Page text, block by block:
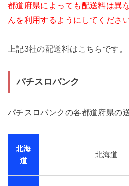
都道府県によっても配送料は異
んを利用するようにしてください
上記3社の配送料はこちらです。
パチスロバンク
パチスロバンクの各都道府県の
北海
道
北海道